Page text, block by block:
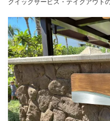
クイックサービス・テイクアウト